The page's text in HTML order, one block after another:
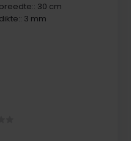
30 cm
3 mm